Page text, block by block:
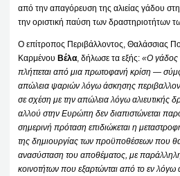
από την απαγόρευση της αλιείας γάδου
την οριστική παύση των δραστηριοτήτων
Ο επίτροπος Περιβάλλοντος, Θαλάσσιας
Καρμένου Βέλα, δήλωσε τα εξής:«Ο γάδος
πλήττεται από μια πρωτοφανή κρίση —
απώλεια ψαριών λόγω άσκησης
σε σχέση με την απώλεια λόγω αλιευτικής
αλλού στην Ευρώπη δεν διαπιστώνεται
σημερινή πρόταση επιδιώκεται η
της δημιουργίας των προϋποθέσεων που
ανασύσταση του αποθέματος, με
κοινοτήτων που εξαρτώνται από το εν